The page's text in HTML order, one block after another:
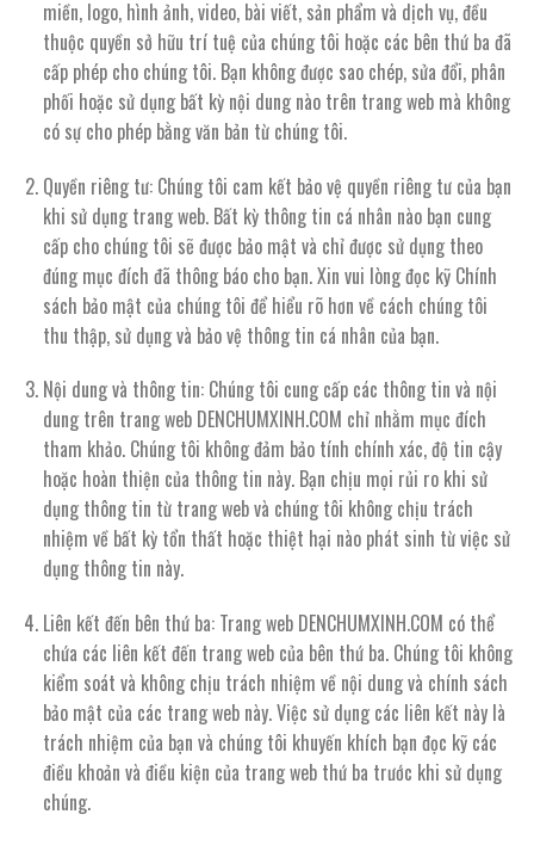
miền, logo, hình ảnh, video, bài viết, sản phẩm và dịch vụ, đều
thuộc quyền sở hữu trí tuệ của chúng tôi hoặc các bên thứ ba đã
cấp phép cho chúng tôi. Bạn không được sao chép, sửa đổi, phân
phối hoặc sử dụng bất kỳ nội dung nào trên trang web mà không
có sự cho phép bằng văn bản từ chúng tôi.
Quyền riêng tư: Chúng tôi cam kết bảo vệ quyền riêng tư của bạn
khi sử dụng trang web. Bất kỳ thông tin cá nhân nào bạn cung
cấp cho chúng tôi sẽ được bảo mật và chỉ được sử dụng theo
đúng mục đích đã thông báo cho bạn. Xin vui lòng đọc kỹ Chính
sách bảo mật của chúng tôi để hiểu rõ hơn về cách chúng tôi
thu thập, sử dụng và bảo vệ thông tin cá nhân của bạn.
Nội dung và thông tin: Chúng tôi cung cấp các thông tin và nội
dung trên trang web DENCHUMXINH.COM chỉ nhằm mục đích
tham khảo. Chúng tôi không đảm bảo tính chính xác, độ tin cậy
hoặc hoàn thiện của thông tin này. Bạn chịu mọi rủi ro khi sử
dụng thông tin từ trang web và chúng tôi không chịu trách
nhiệm về bất kỳ tổn thất hoặc thiệt hại nào phát sinh từ việc sử
dụng thông tin này.
Liên kết đến bên thứ ba: Trang web DENCHUMXINH.COM có thể
chứa các liên kết đến trang web của bên thứ ba. Chúng tôi không
kiểm soát và không chịu trách nhiệm về nội dung và chính sách
bảo mật của các trang web này. Việc sử dụng các liên kết này là
trách nhiệm của bạn và chúng tôi khuyến khích bạn đọc kỹ các
điều khoản và điều kiện của trang web thứ ba trước khi sử dụng
chúng.